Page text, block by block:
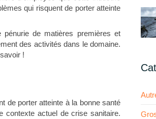
qui risquent de porter atteinte
de matières premières et
des activités dans le domaine.
!
de porter atteinte à la bonne santé
contexte actuel de crise sanitaire.